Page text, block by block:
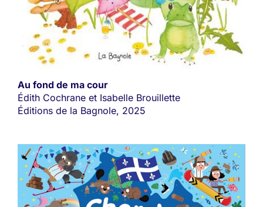
Au fond de ma cour
Édith Cochrane et Isabelle Brouillette
Éditions de la Bagnole, 2025